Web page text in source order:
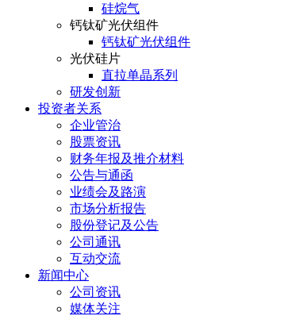
硅烷气
钙钛矿光伏组件
钙钛矿光伏组件
光伏硅片
直拉单晶系列
研发创新
投资者关系
企业管治
股票资讯
财务年报及推介材料
公告与通函
业绩会及路演
市场分析报告
股份登记及公告
公司通讯
互动交流
新闻中心
公司资讯
媒体关注